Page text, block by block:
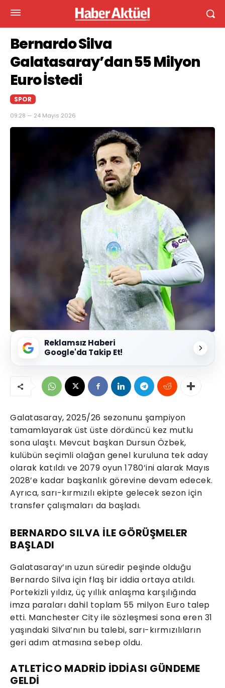
Bernardo Silva
Galatasaray’dan 55 Milyon
Euro İstedi
SPOR
09:28 — 24 Mayıs 2026
Reklamsız Haberi
Google'da Takip Et!
Galatasaray, 2025/26 sezonunu şampiyon
tamamlayarak üst üste dördüncü kez mutlu
sona ulaştı. Mevcut başkan Dursun Özbek,
kulübün seçimli olağan genel kuruluna tek aday
olarak katıldı ve 2079 oyun 1780’ini alarak Mayıs
2028’e kadar başkanlık görevine devam edecek.
Ayrıca, sarı-kırmızılı ekipte gelecek sezon için
transfer çalışmaları da başladı.
BERNARDO SILVA İLE GÖRÜŞMELER
BAŞLADI
Galatasaray’ın uzun süredir peşinde olduğu
Bernardo Silva için flaş bir iddia ortaya atıldı.
Portekizli yıldız, üç yıllık anlaşma karşılığında
imza paraları dahil toplam 55 milyon Euro talep
etti. Manchester City ile sözleşmesi sona eren 31
yaşındaki Silva’nın bu talebi, sarı-kırmızılıların
geri adım atmasına sebep oldu.
ATLETİCO MADRİD İDDİASI GÜNDEME
GELDİ